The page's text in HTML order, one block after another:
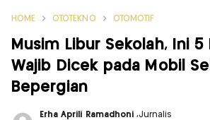
HOME OTOTEKNO OTOMOTIF
Musim Libur Sekolah, Ini 5
Wajib Dicek pada Mobil
Bepergian
Erha Aprili Ramadhoni,Jurnalis